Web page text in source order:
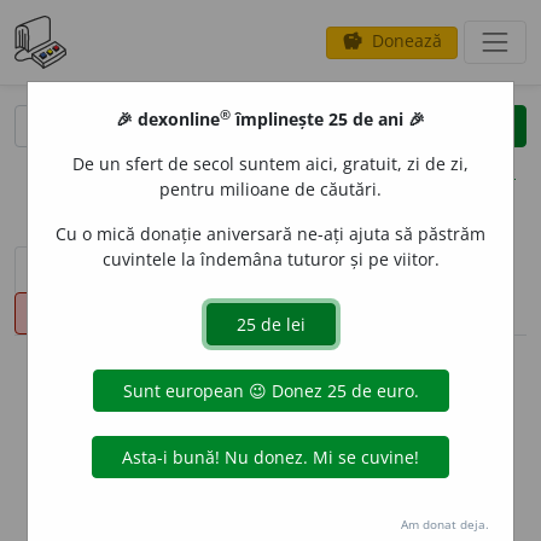
savings Donează
clear
opțiuni
sinteza definițiilor (1) definiții (16)
declinări
info
Aceste definiții sunt compilate de
echipa dexonline. Definițiile
originale se află pe filadefiniții.
Puteți reordona filele pe pagina de
🎉 dexonline® împlinește 25 de ani 🎉
De un sfert de secol suntem aici, gratuit, zi de zi,
pentru milioane de căutări.
Cu o mică donație aniversară ne-ați ajuta să păstrăm
cuvintele la îndemâna tuturor și pe viitor.
Am donat deja.